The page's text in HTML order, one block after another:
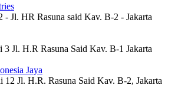
- Jl. HR Rasuna said Kav. B-2 - Jakarta
Jl. H.R Rasuna Said Kav. B-1 Jakarta
Jaya
12 Jl. H.R. Rasuna Said Kav. B-2, Jakarta